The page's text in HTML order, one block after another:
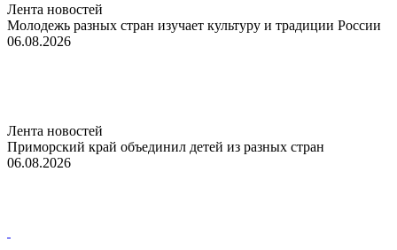
Лента новостей
Молодежь разных стран изучает культуру и традиции России
06.08.2026
Лента новостей
Приморский край объединил детей из разных стран
06.08.2026